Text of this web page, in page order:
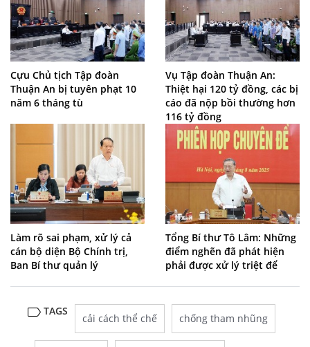
Cựu Chủ tịch Tập đoàn
Thuận An bị tuyên phạt 10
năm 6 tháng tù
Vụ Tập đoàn Thuận An:
Thiệt hại 120 tỷ đồng, các bị
cáo đã nộp bồi thường hơn
116 tỷ đồng
Làm rõ sai phạm, xử lý cả
cán bộ diện Bộ Chính trị,
Ban Bí thư quản lý
Tổng Bí thư Tô Lâm: Những
điểm nghẽn đã phát hiện
phải được xử lý triệt để
TAGS
cải cách thể chế chống tham nhũng